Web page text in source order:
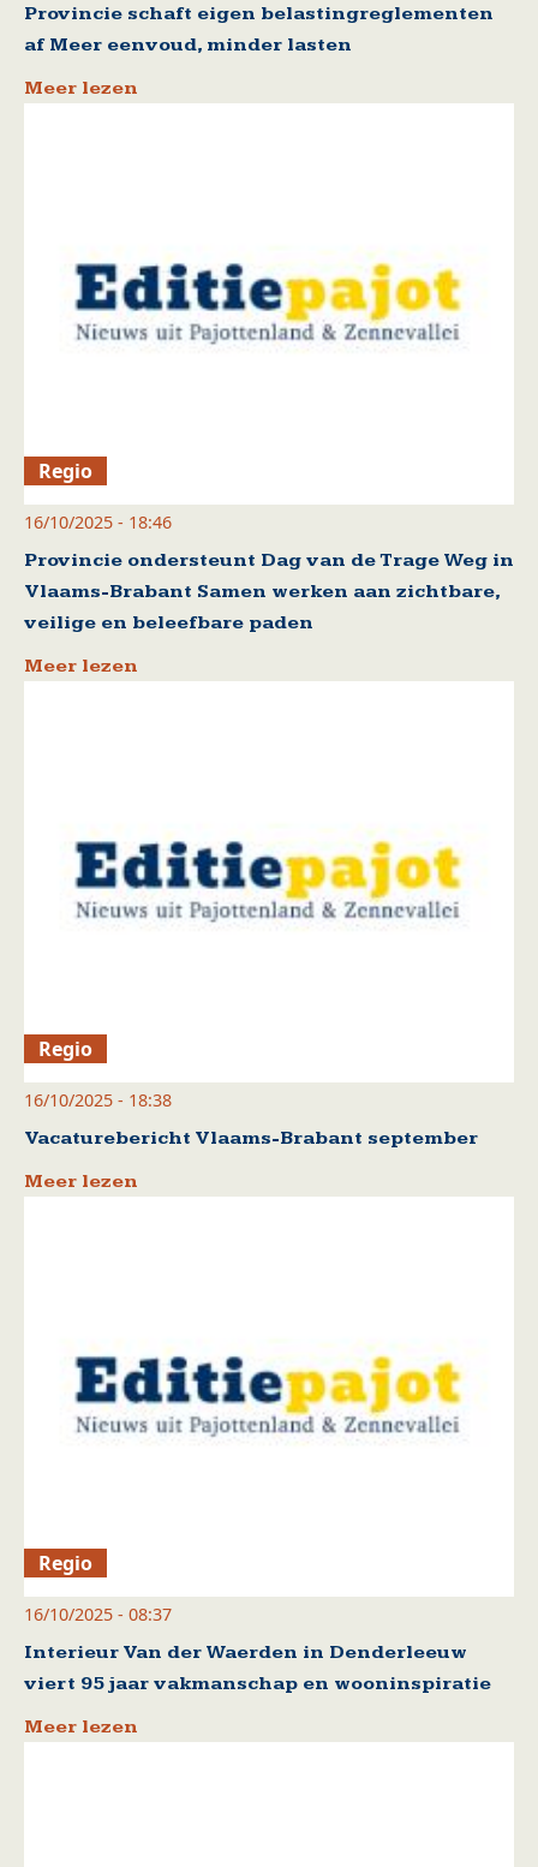
Provincie schaft eigen belastingreglementen
af Meer eenvoud, minder lasten
Meer lezen
Regio
16/10/2025 - 18:46
Provincie ondersteunt Dag van de Trage Weg in
Vlaams-Brabant Samen werken aan zichtbare,
veilige en beleefbare paden
Meer lezen
Regio
16/10/2025 - 18:38
Vacaturebericht Vlaams-Brabant september
Meer lezen
Regio
16/10/2025 - 08:37
Interieur Van der Waerden in Denderleeuw
viert 95 jaar vakmanschap en wooninspiratie
Meer lezen